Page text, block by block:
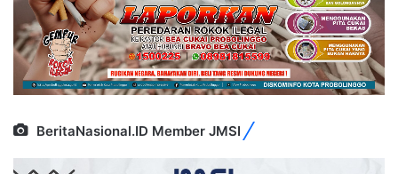
BeritaNasional.ID Member JMSI